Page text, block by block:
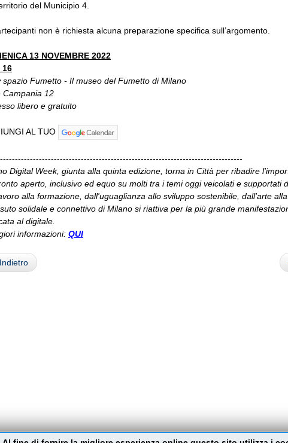
del Municipio 4.
non è richiesta alcuna preparazione specifica sull’argomento.
13 NOVEMBRE 2022
16
spazio Fumetto - Il museo del Fumetto di Milano
Campania 12
libero e gratuito
AL TUO
Digital Week, giunta alla quinta edizione, torna in Città per ribadire
aperto, inclusivo ed equo su molti tra i temi oggi veicolati e supportati
alla formazione, dall'uguaglianza allo sviluppo sostenibile, dall'arte alla
solidale e connettivo di Milano si riattiva per la più grande
al digitale.
informazioni: QUI
Indietro